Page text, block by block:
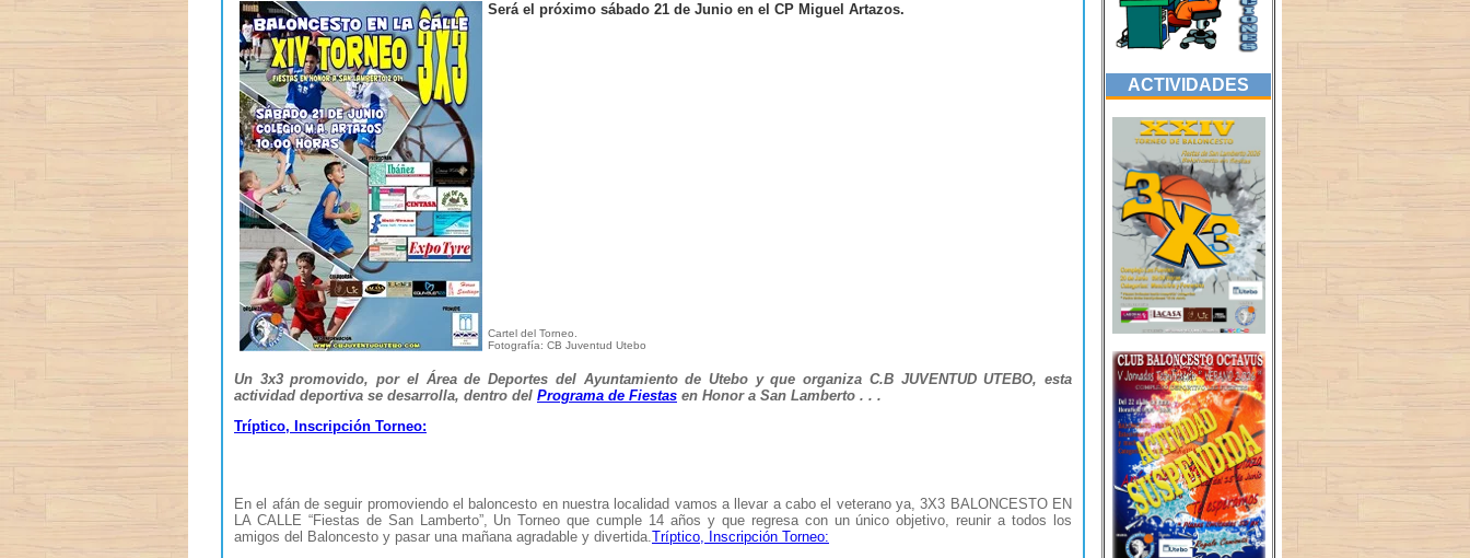
Será el próximo sábado 21 de Junio en el CP Miguel Artazos.
Cartel del Torneo.
Fotografía: CB Juventud Utebo
Un 3x3 promovido, por el Área de Deportes del Ayuntamiento de Utebo y que organiza C.B JUVENTUD UTEBO, esta
actividad deportiva se desarrolla, dentro del Programa de Fiestas en Honor a San Lamberto . . .
Tríptico, Inscripción Torneo:
En el afán de seguir promoviendo el baloncesto en nuestra localidad vamos a llevar a cabo el veterano ya, 3X3 BALONCESTO EN
LA CALLE “Fiestas de San Lamberto”, Un Torneo que cumple 14 años y que regresa con un único objetivo, reunir a todos los
amigos del Baloncesto y pasar una mañana agradable y divertida.Tríptico, Inscripción Torneo:
ACTIVIDADES